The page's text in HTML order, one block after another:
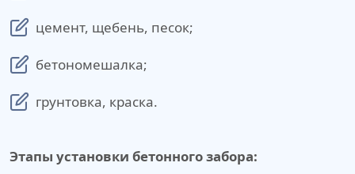
цемент, щебень, песок;
бетономешалка;
грунтовка, краска.
Этапы установки бетонного забора: